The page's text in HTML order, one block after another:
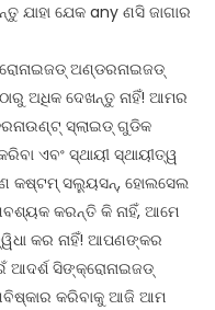
ଯାହା ଯେକ any ଣସି ଜାଗାର
ଅଣ୍ଡରନାଇଜଡ୍
ଅଧିକ ଦେଖନ୍ତୁ ନାହିଁ! ଆମର
ସ୍ଲାଇଡ୍ ଗୁଡିକ
ଏବଂ ସ୍ଥାୟୀ ସ୍ଥାୟୀତ୍ୱ
କଷ୍ଟମ୍ ସଲ୍ୟୁସନ୍, ହୋଲସେଲ
କରନ୍ତି କି ନାହିଁ, ଆମେ
କର ନାହିଁ! ଆପଣଙ୍କର
ଆଦର୍ଶ ସିଙ୍କ୍ରୋନାଇଜଡ୍
କରିବାକୁ ଆଜି ଆମ